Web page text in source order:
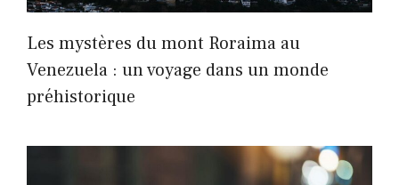
Les mystères du mont Roraima au
Venezuela : un voyage dans un monde
préhistorique